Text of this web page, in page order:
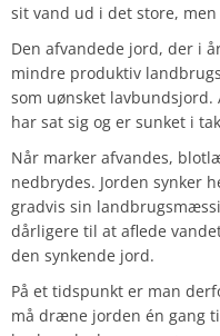
sit vand ud i det store, men
Den afvandede jord, der i
mindre produktiv
som uønsket
har sat sig og er sunket i
Når marker afvandes,
nedbrydes. Jorden synker
gradvis sin
dårligere til at aflede
den synkende jord.
På et tidspunkt er man
må dræne jorden én gang